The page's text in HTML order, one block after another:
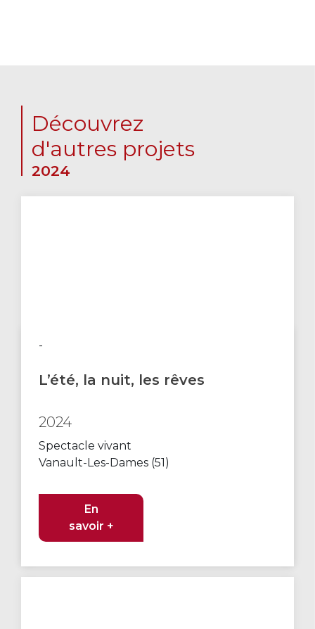
Découvrez
d'autres projets
2024
-
L’été, la nuit, les rêves
2024
Spectacle vivant
Vanault-Les-Dames (51)
En
savoir +